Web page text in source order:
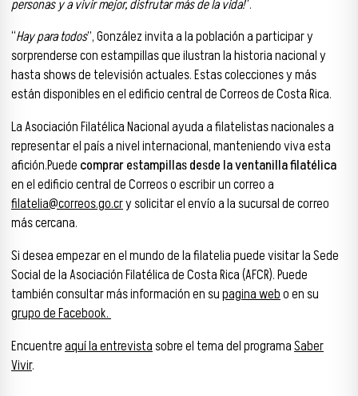
personas y a vivir mejor, disfrutar más de la vida!”.
“Hay para todos”, González invita a la población a participar y
sorprenderse con estampillas que ilustran la historia nacional y
hasta shows de televisión actuales. Estas colecciones y más
están disponibles en el edificio central de Correos de Costa Rica.
La Asociación Filatélica Nacional ayuda a filatelistas nacionales a
representar el país a nivel internacional, manteniendo viva esta
afición.Puede comprar estampillas desde la ventanilla filatélica
en el edificio central de Correos o escribir un correo a
filatelia@correos.go.cry solicitar el envío a la sucursal de correo
más cercana.
Si desea empezar en el mundo de la filatelia puede visitar la Sede
Social de la Asociación Filatélica de Costa Rica (AFCR). Puede
también consultar más información en supagina webo en su
grupo de Facebook.
Encuentreaquí la entrevistasobre el tema del programaSaber
Vivir.